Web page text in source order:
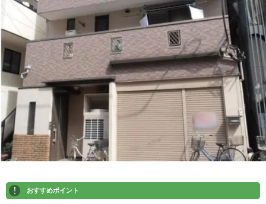
! おすすめポイント